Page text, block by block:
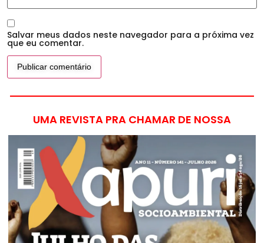
Salvar meus dados neste navegador para a próxima vez
que eu comentar.
UMA REVISTA PRA CHAMAR DE NOSSA